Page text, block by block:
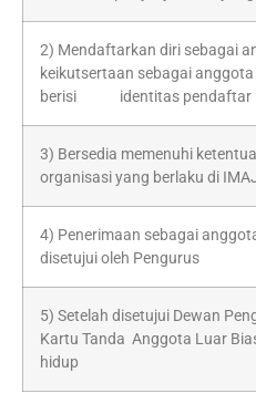
2) Mendaftarkan diri sebagai
keikutsertaan sebagai
berisi identitas pendaftar
3) Bersedia memenuhi
organisasi yang berlaku di
4) Penerimaan sebagai
disetujui oleh Pengurus
5) Setelah disetujui Dewan
Kartu Tanda Anggota Luar
hidup